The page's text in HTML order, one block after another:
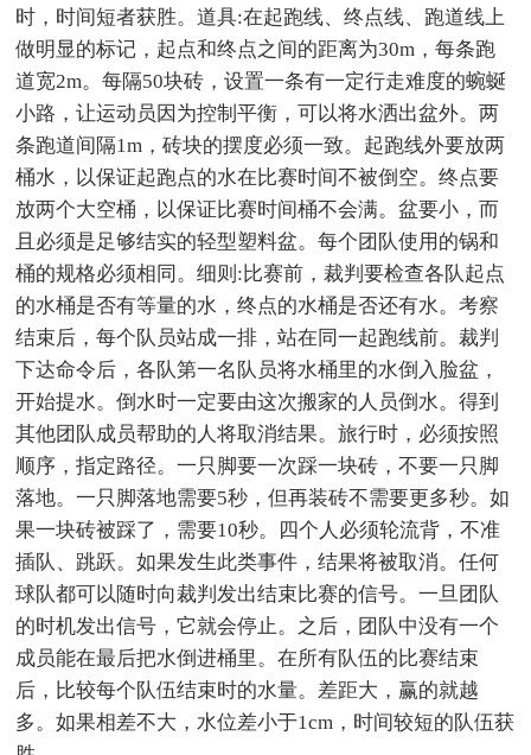
时，时间短者获胜。道具:在起跑线、终点线、跑道线上
做明显的标记，起点和终点之间的距离为30m，每条跑
道宽2m。每隔50块砖，设置一条有一定行走难度的蜿蜒
小路，让运动员因为控制平衡，可以将水洒出盆外。两
条跑道间隔1m，砖块的摆度必须一致。起跑线外要放两
桶水，以保证起跑点的水在比赛时间不被倒空。终点要
放两个大空桶，以保证比赛时间桶不会满。盆要小，而
且必须是足够结实的轻型塑料盆。每个团队使用的锅和
桶的规格必须相同。细则:比赛前，裁判要检查各队起点
的水桶是否有等量的水，终点的水桶是否还有水。考察
结束后，每个队员站成一排，站在同一起跑线前。裁判
下达命令后，各队第一名队员将水桶里的水倒入脸盆，
开始提水。倒水时一定要由这次搬家的人员倒水。得到
其他团队成员帮助的人将取消结果。旅行时，必须按照
顺序，指定路径。一只脚要一次踩一块砖，不要一只脚
落地。一只脚落地需要5秒，但再装砖不需要更多秒。如
果一块砖被踩了，需要10秒。四个人必须轮流背，不准
插队、跳跃。如果发生此类事件，结果将被取消。任何
球队都可以随时向裁判发出结束比赛的信号。一旦团队
的时机发出信号，它就会停止。之后，团队中没有一个
成员能在最后把水倒进桶里。在所有队伍的比赛结束
后，比较每个队伍结束时的水量。差距大，赢的就越
多。如果相差不大，水位差小于1cm，时间较短的队伍获